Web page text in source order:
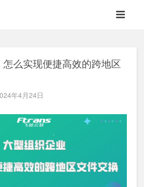
么实现便捷高效的跨地区
年4月24日